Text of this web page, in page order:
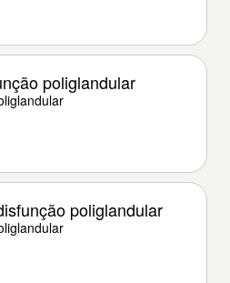
poliglandular
poliglandular